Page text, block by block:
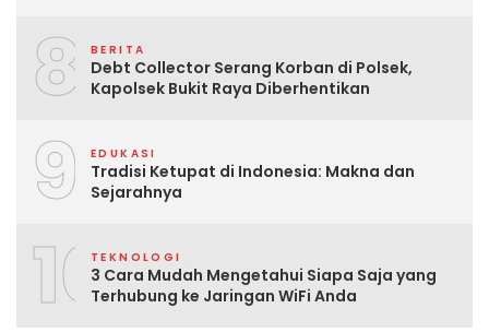
8 BERITA
Debt Collector Serang Korban di Polsek,
Kapolsek Bukit Raya Diberhentikan
9 EDUKASI
Tradisi Ketupat di Indonesia: Makna dan
Sejarahnya
10TEKNOLOGI
3 Cara Mudah Mengetahui Siapa Saja yang
Terhubung ke Jaringan WiFi Anda